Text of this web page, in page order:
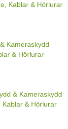
Kablar & Hörlurar
Kameraskydd
& Hörlurar
& Kameraskydd
Kablar & Hörlurar